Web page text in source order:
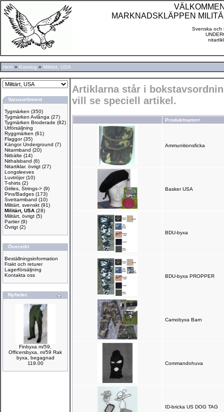
MARKNADSKLÄPPEN
Svenska och
Hem » Katalog » Militärt, USA
Varusortiment
Tygmärken (350)
Tygmärken Avlånga (27)
Tygmärken Broderade (82)
Utförsäljning
Ryggmärken (61)
Flaggor(35)
Kängor Underground (7)
Nitarmband (20)
Nitbälte (14)
Nithalsband (6)
Nitartiklar. övrigt (27)
Longsleeves
Luvtröjor(10)
T-shirts (2)
Girlies, Strings-> (9)
Pins/Badges (173)
Svettarmband (10)
Militärt, svenskt (91)
Militärt, USA (28)
Militärt, övrigt (5)
Partier(9)
Övrigt (2)
Översikt
Beställningsinformation
Frakt och returer
Lagerförsäljning
Kontakta oss
Nyheter.
Finbyxa m/59,
Officersbyxa, m/59 Rak
byxa, begagnad
119.00
Artiklarna står i
vill se speciell artikel.
Produktnamn+
Ammunitionsficka
Basker USA
BDU-byxa
BDU-byxa PROPPER
Camobyxa Barn
Commandohuva
ID-bricka US DOG TAG